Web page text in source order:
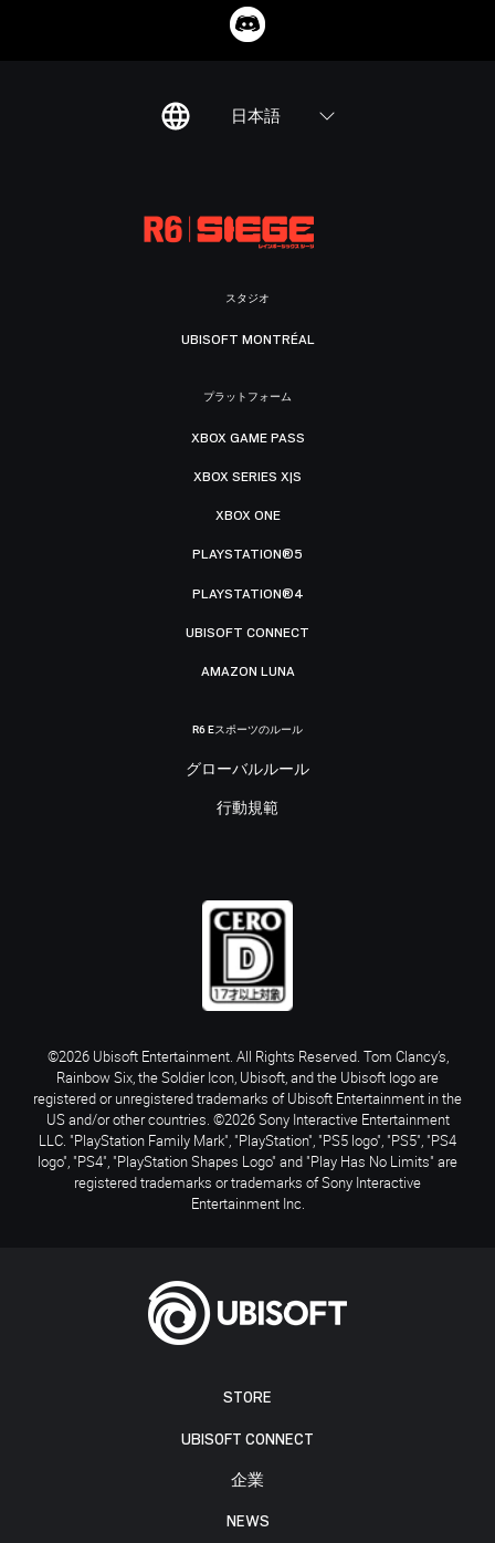
日本語
STORE
UBISOFT CONNECT
企業
NEWS
スタジオ
UBISOFT MONTRÉAL
プラットフォーム
XBOX GAME PASS
XBOX SERIES X|S
XBOX ONE
PLAYSTATION®5
PLAYSTATION®4
UBISOFT CONNECT
AMAZON LUNA
R6 Eスポーツのルール
グローバルルール
行動規範
©2026 Ubisoft Entertainment. All Rights Reserved. Tom Clancy’s,
Rainbow Six, the Soldier Icon, Ubisoft, and the Ubisoft logo are
registered or unregistered trademarks of Ubisoft Entertainment in the
US and/or other countries. ©2026 Sony Interactive Entertainment
LLC. "PlayStation Family Mark", "PlayStation", "PS5 logo", "PS5", "PS4
logo", "PS4", "PlayStation Shapes Logo" and "Play Has No Limits" are
registered trademarks or trademarks of Sony Interactive
Entertainment Inc.